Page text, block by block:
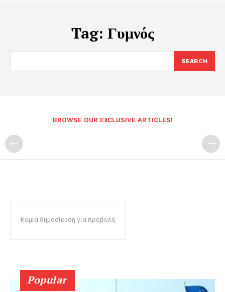
Tag: Γυμνός
SEARCH
BROWSE OUR EXCLUSIVE ARTICLES!
Καμία δημοσίευση για προβολή
Popular